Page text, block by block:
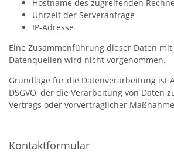
Hostname des zugreifenden
Uhrzeit der Serveranfrage
IP-Adresse
Eine Zusammenführung dieser Daten
Datenquellen wird nicht vorgenommen.
Grundlage für die Datenverarbeitung ist
DSGVO, der die Verarbeitung von Daten
Vertrags oder vorvertraglicher
Kontaktformular